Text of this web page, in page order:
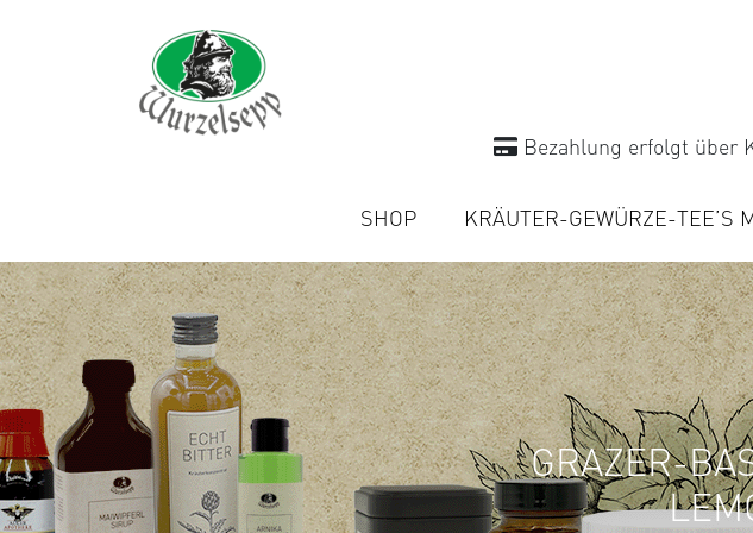
Bezahlung erfolgt über
SHOP KRÄUTER-GEWÜRZE-TEE’S
GRAZER-